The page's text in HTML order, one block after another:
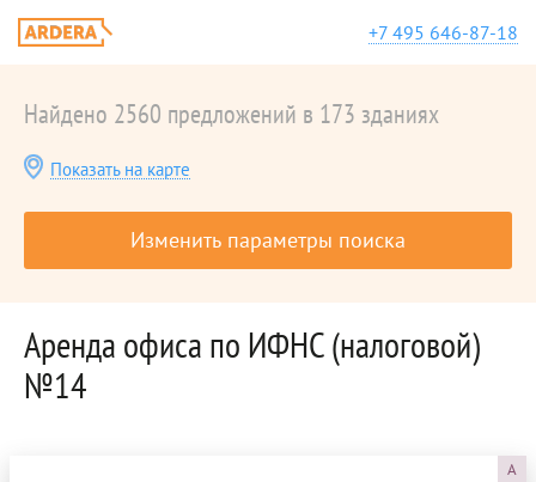
+7 495 646-87-18
Найдено 2560 предложений в 173 зданиях
Показать на карте
Изменить параметры поиска
Аренда офиса по ИФНС (налоговой)
№14
A